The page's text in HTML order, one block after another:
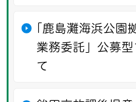
｢鹿島灘海浜公園
業務委託」公募
て